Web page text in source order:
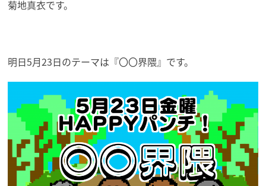
菊地真衣です。
明日5月23日のテーマは『〇〇界隈』です。